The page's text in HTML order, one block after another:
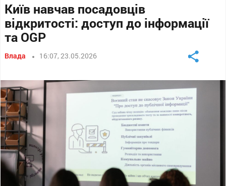
Київ навчав посадовців
відкритості: доступ до інформації
та OGP
Влада 16:07, 23.05.2026